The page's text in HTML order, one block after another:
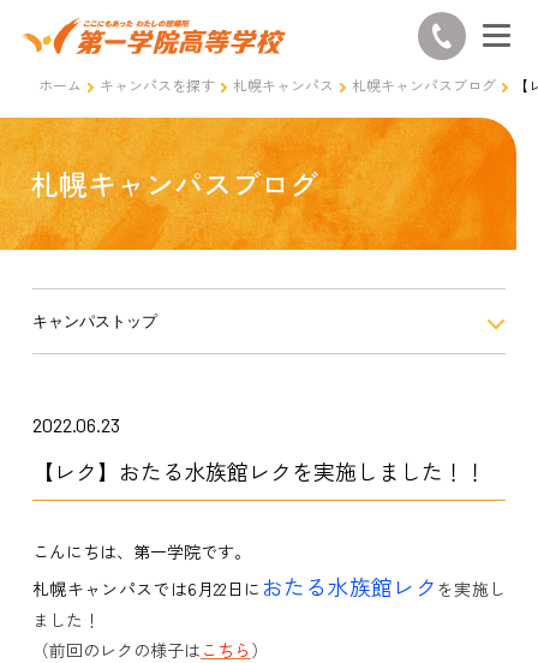
ホーム キャンパスを探す 札幌キャンパス 札幌キャンパスブログ
札幌キャンパスブログ
キャンパストップ
2022.06.23
【レク】おたる水族館レクを実施しました！！
こんにちは、第一学院です。
札幌キャンパスでは6月22日に おたる水族館レク を実施し
ました！
（前回のレクの様子は こちら ）